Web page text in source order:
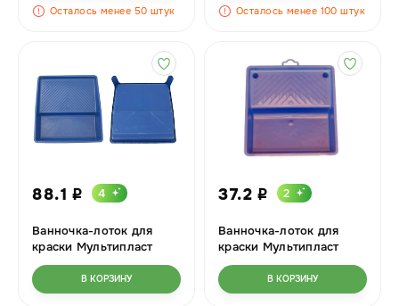
Осталось менее 50 штук Осталось менее 100 штук
88.1 i 4
Ванночка-лоток для
краски Мультипласт
большой
В КОРЗИНУ
37.2 i 2
Ванночка-лоток для
краски Мультипласт
малый
В КОРЗИНУ